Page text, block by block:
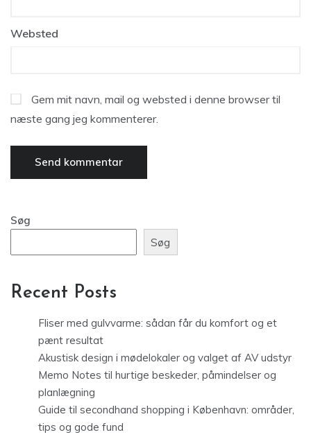
Websted
Gem mit navn, mail og websted i denne browser til
næste gang jeg kommenterer.
Søg
Søg
Recent Posts
Fliser med gulvvarme: sådan får du komfort og et
pænt resultat
Akustisk design i mødelokaler og valget af AV udstyr
Memo Notes til hurtige beskeder, påmindelser og
planlægning
Guide til secondhand shopping i København: områder,
tips og gode fund